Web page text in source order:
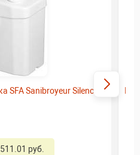
SFA Sanibroyeur Silence
руб.